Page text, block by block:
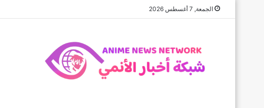
الجمعة, 7 أغسطس 2026